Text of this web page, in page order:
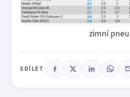
zimní pneu
SDÍLET